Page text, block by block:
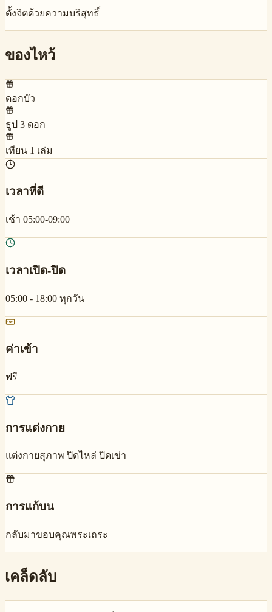
ตั้งจิตด้วยความบริสุทธิ์
ของไหว้
ดอกบัว
ธูป 3 ดอก
เทียน 1 เล่ม
เวลาที่ดี
เช้า 05:00-09:00
เวลาเปิด-ปิด
05:00 - 18:00 ทุกวัน
ค่าเข้า
ฟรี
การแต่งกาย
แต่งกายสุภาพ ปิดไหล่ ปิดเข่า
การแก้บน
กลับมาขอบคุณพระเถระ
เคล็ดลับ